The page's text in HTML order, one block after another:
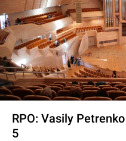
RPO: Vasily
5